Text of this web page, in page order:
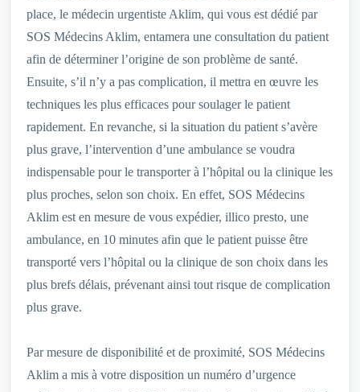
place, le médecin urgentiste Aklim, qui vous est dédié par
SOS Médecins Aklim, entamera une consultation du patient
afin de déterminer l’origine de son problème de santé.
Ensuite, s’il n’y a pas complication, il mettra en œuvre les
techniques les plus efficaces pour soulager le patient
rapidement. En revanche, si la situation du patient s’avère
plus grave, l’intervention d’une ambulance se voudra
indispensable pour le transporter à l’hôpital ou la clinique les
plus proches, selon son choix. En effet, SOS Médecins
Aklim est en mesure de vous expédier, illico presto, une
ambulance, en 10 minutes afin que le patient puisse être
transporté vers l’hôpital ou la clinique de son choix dans les
plus brefs délais, prévenant ainsi tout risque de complication
plus grave.
Par mesure de disponibilité et de proximité, SOS Médecins
Aklim a mis à votre disposition un numéro d’urgence